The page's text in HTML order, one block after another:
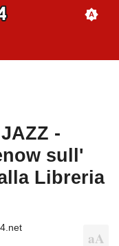
-
sull'
Libreria